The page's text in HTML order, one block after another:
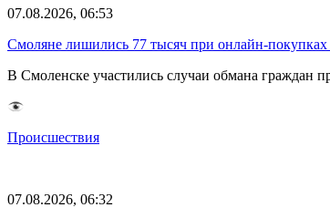
07.08.2026, 06:53
Смоляне лишились 77 тысяч при онлайн-
В Смоленске участились случаи обмана граждан
Происшествия
07.08.2026, 06:32